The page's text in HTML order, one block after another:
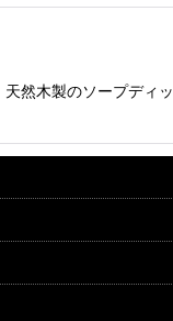
然木製のソープデ